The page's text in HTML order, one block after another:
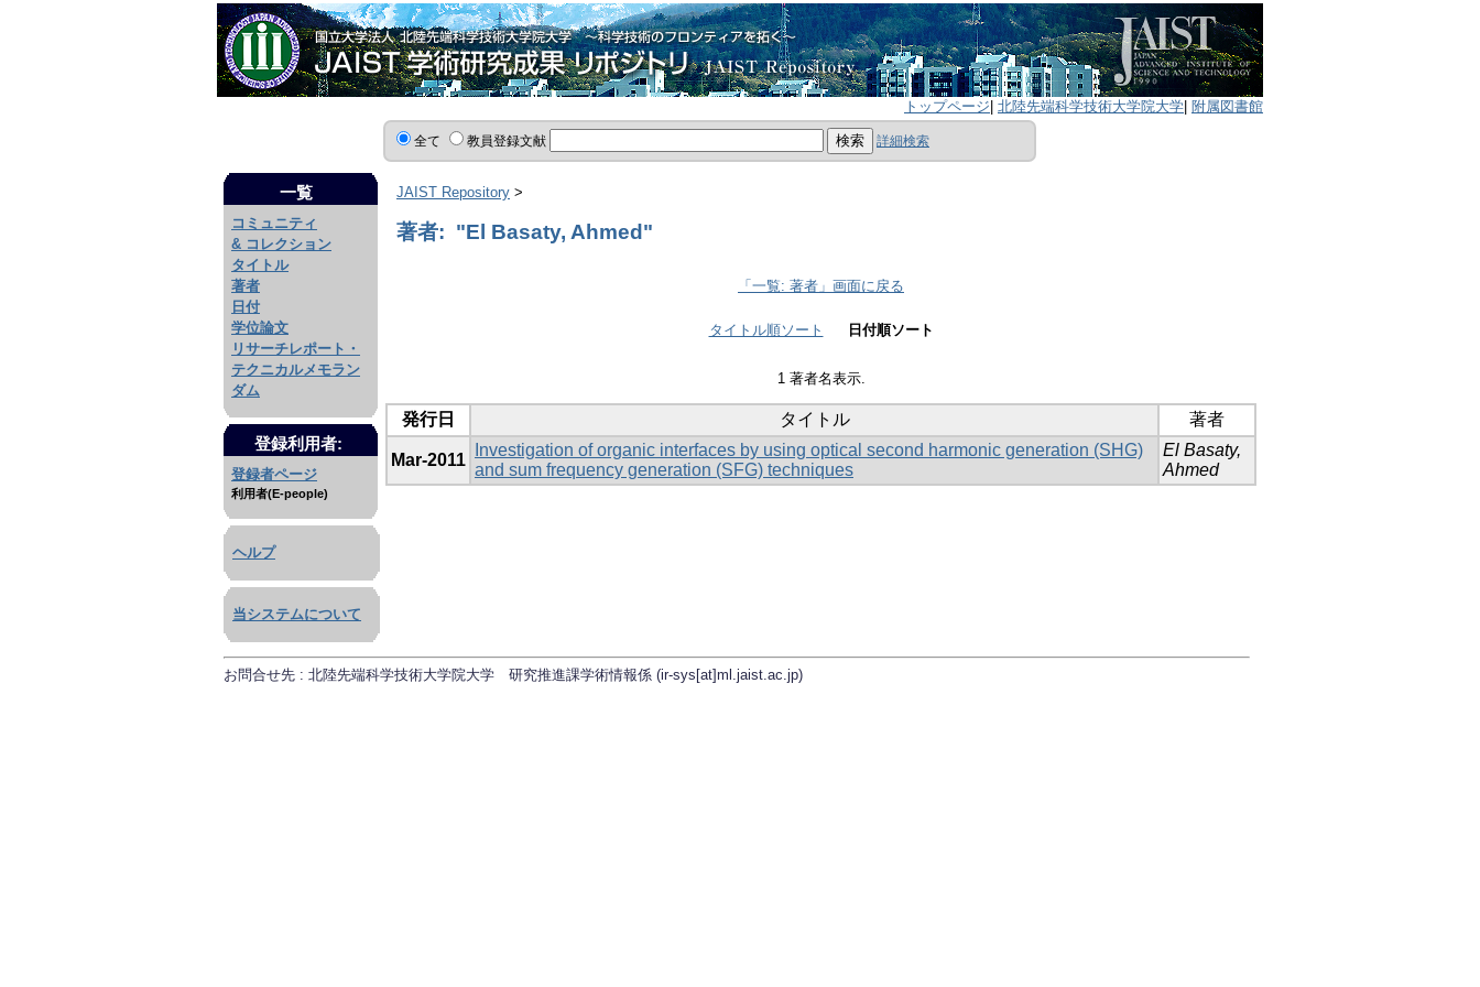
トップページ 北陸先端科学技術大学院大学 附属図書館
全て 教員登録文献 詳細検索
一覧
コミュニティ
& コレクション
タイトル
著者
日付
学位論文
リサーチレポート・
テクニカルメモラン
ダム
登録利用者:
登録者ページ
利用者(E-people)
ヘルプ
当システムについて
JAIST Repository >
著者: "El Basaty, Ahmed"
「一覧: 著者」画面に戻る
タイトル順ソート 日付順ソート
1 著者名表示.
発行日 タイトル 著者
Mar-2011
Investigation of organic interfaces by using optical second harmonic generation (SHG)
and sum frequency generation (SFG) techniques
El Basaty,
Ahmed
お問合せ先 : 北陸先端科学技術大学院大学 研究推進課学術情報係 (ir-sys[at]ml.jaist.ac.jp)